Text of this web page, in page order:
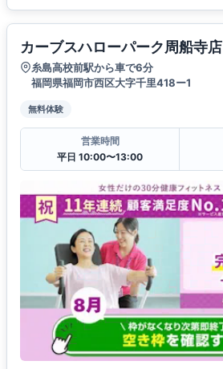
カーブスハローパーク周船寺店
糸島高校前駅から車で6分
福岡県福岡市西区大字千里418ー1
無料体験
営業時間
平日 10:00〜13:00